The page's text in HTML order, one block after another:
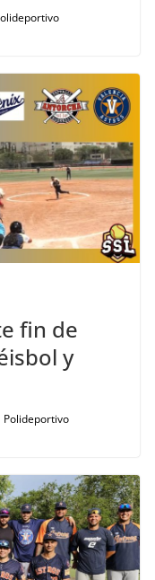
fin de
y
Polideportivo